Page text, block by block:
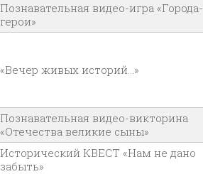
Познавательная видео-игра «Города-
герои»
«Вечер живых историй…»
Познавательная видео-викторина
«Отечества великие сыны»
Исторический КВЕСТ «Нам не дано
забыть»